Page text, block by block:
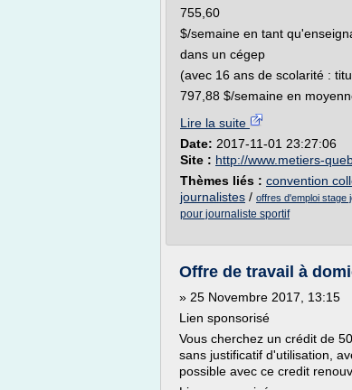
755,60
$/semaine en tant
dans un cégep
(avec 16 ans de scolarité :
797,88 $/semaine en
Lire la suite
Date: 2017-11-01 23:27:06
Site : http://www.metiers-
Thèmes liés : convention
journalistes / offres d'emploi stage
pour journaliste sportif
Offre de travail à
» 25 Novembre 2017, 13:15
Lien sponsorisé
Vous cherchez un crédit de
sans justificatif d'utilisation,
possible avec ce credit